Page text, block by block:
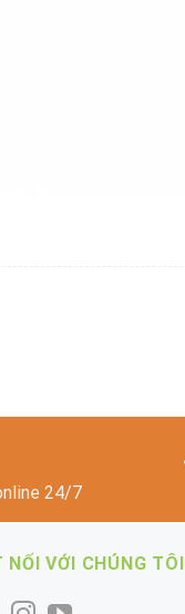
24/7
NỐI VỚI CHÚNG TÔI